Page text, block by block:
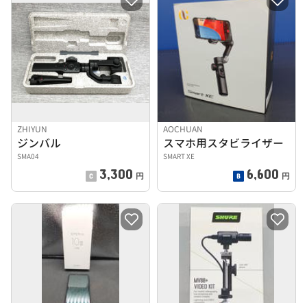
ZHIYUN
ジンバル
SMA04
3,300 円
AOCHUAN
スマホ用スタビライザー
SMART XE
6,600 円